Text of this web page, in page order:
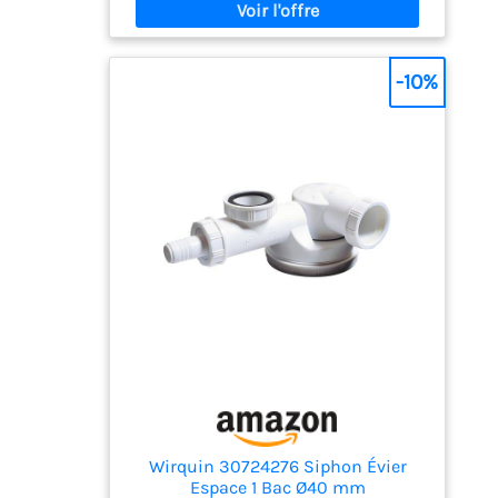
novices, permettant une mise en place
rapide sans recourir à des services
professionnels Anti-odeurs : Ce siphon
lavabo assure une évacuation efficace des
eaux usées tout en empêchant les odeurs
facilité et une rapidité de nettoyage
optimales Matériaux résistants : Fabriqué
en France et avec des matériaux durables,
ce siphon assure une durabilité à long
terme et un fonctionnement fiable
Wirquin 30724276 Siphon Évier
Espace 1 Bac Ø40 mm
-10%